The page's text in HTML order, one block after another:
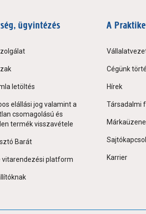
ügyintézés
letöltés
elállási jog valamint a
csomagolású és
termék visszavétele
Barát
vitarendezési platform
A
Cégünk
Hírek
Társadalmi
Karrier